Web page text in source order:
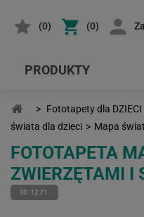
(0) (0)
PRODUKTY
> Fototapety dla DZIECI
świata dla dzieci > Mapa
FOTOTAPETA
ZWIERZĘTAMI I
ID 1271